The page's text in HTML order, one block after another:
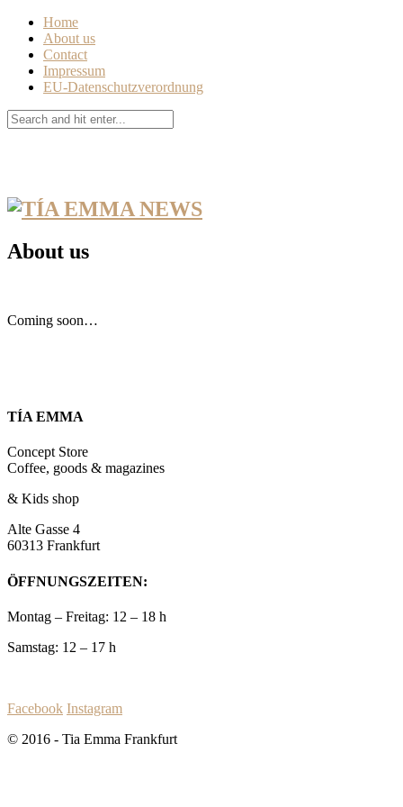
Home
About us
Contact
Impressum
EU-Datenschutzverordnung
About us
Coming soon…
TÍA EMMA
Concept Store
Coffee, goods & magazines
& Kids shop
Alte Gasse 4
60313 Frankfurt
ÖFFNUNGSZEITEN:
Montag – Freitag: 12 – 18 h
Samstag: 12 – 17 h
Facebook Instagram
© 2016 - Tia Emma Frankfurt